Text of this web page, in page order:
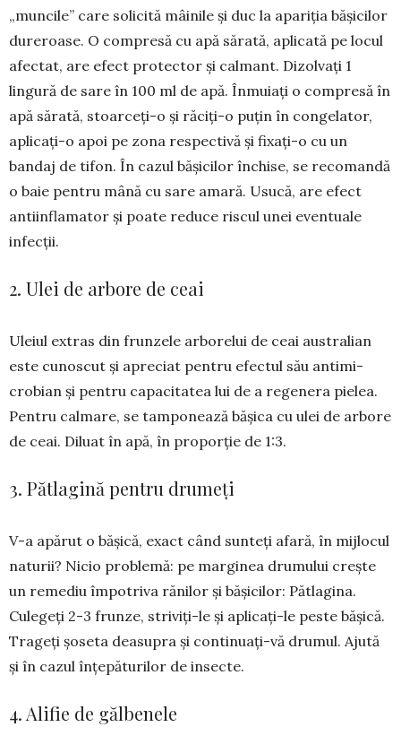
„muncile” care solicită mâinile și duc la apariția bășicilor
dureroase. O compresă cu apă sărată, aplicată pe locul
afectat, are efect protector și calmant. Dizolvați 1
lingură de sare în 100 ml de apă. Înmuiați o compresă în
apă sărată, stoar­ce­ți-o și răciți-o puțin în con­gelator,
aplicați-o apoi pe zona respectivă și fixați-o cu un
bandaj de tifon. În cazul bă­și­cilor închise, se recomandă
o baie pen­tru mână cu sare amară. Usucă, are efect
antiinfla­mator și poate reduce riscul unei eventuale
infecții.
2. Ulei de arbore de ceai
Uleiul extras din frun­ze­le arborelui de ceai aus­tralian
este cunoscut și apreciat pentru efectul său anti­mi­
crobian și pentru ca­pacitatea lui de a rege­nera pielea.
Pentru calmare, se tamponează bășica cu ulei de arbore
de ceai. Diluat în apă, în proporție de 1:3.
3. Pătlagină pentru drumeți
V-a apărut o bășică, exact când sunteți afară, în mij­locul
naturii? Nicio pro­ble­mă: pe marginea drumului crește
un remediu împotriva rănilor și bășicilor: Pătla­gina.
Culegeți 2-3 frunze, striviți-le și apli­cați-le peste bășică.
Trageți șoseta dea­su­pra și continuați-vă drumul. Ajută
și în cazul înțepăturilor de insecte.
4. Alifie de gălbenele